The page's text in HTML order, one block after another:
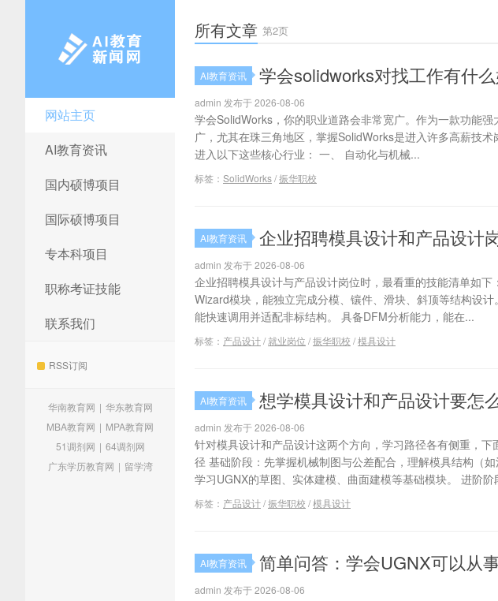
AI教育新闻
网
网站主页
AI教育资讯
国内硕博项目
国际硕博项目
专本科项目
职称考证技能
联系我们
RSS订阅
华南教育网 | 华东教育网
MBA教育网 | MPA教育网
51调剂网 | 64调剂网
广东学历教育网 | 留学湾
所有文章 第2页
AI教育资讯 学会solidworks对找工作有什么
admin 发布于 2026-08-06
学会SolidWorks，你的职业道路会非常宽广。作为一款功能
广，尤其在珠三角地区，掌握SolidWorks是进入许多高薪技
进入以下这些核心行业： 一、 自动化与机械...
标签： SolidWorks/振华职校
AI教育资讯 企业招聘模具设计和产品设计
admin 发布于 2026-08-06
企业招聘模具设计与产品设计岗位时，最看重的技能清单如
Wizard模块，能独立完成分模、镶件、滑块、斜顶等结构设
能快速调用并适配非标结构。 具备DFM分析能力，能在...
标签： 产品设计/ 就业岗位 /振华职校 /模具设计
AI教育资讯 想学模具设计和产品设计要怎
admin 发布于 2026-08-06
针对模具设计和产品设计这两个方向，学习路径各有侧重，
径 基础阶段：先掌握机械制图与公差配合，理解模具结构（
学习UGNX的草图、实体建模、曲面建模等基础模块。 进阶
标签： 产品设计/振华职校 /模具设计
AI教育资讯 简单问答：学会UGNX可以从
admin 发布于 2026-08-06